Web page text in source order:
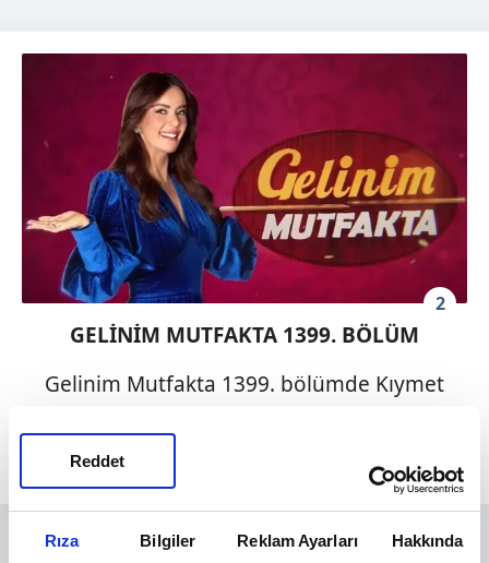
Rıza Bilgiler Reklam Ayarları Hakkında
Reddet
2
GELİNİM MUTFAKTA 1399. BÖLÜM
Gelinim Mutfakta 1399. bölümde Kıymet